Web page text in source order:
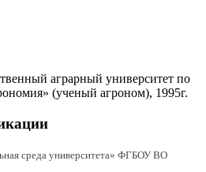
аграрный университет по
(ученый агроном), 1995г.
среда университета» ФГБОУ ВО